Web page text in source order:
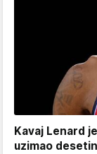
Kavaj Lenard
uzimao